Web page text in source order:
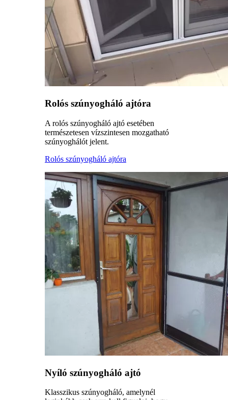
Rolós szúnyogháló ajtóra
A rolós szúnyogháló ajtó esetében
természetesen vízszintesen mozgatható
szúnyoghálót jelent.
Rolós szúnyogháló ajtóra
Nyíló szúnyogháló ajtó
Klasszikus szúnyogháló, amelynél